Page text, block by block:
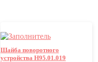
Шайба поворотного
устройства Н95.01.019